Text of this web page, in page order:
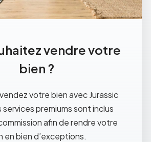
vendre votre
bien ?
votre bien avec Jurassic
services premiums sont inclus
afin de rendre votre
en bien d’exceptions.